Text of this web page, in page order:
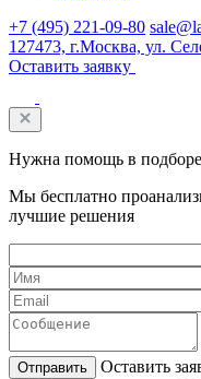
+7 (495) 221-09-80
127473, г.Москва, ул.
Оставить заявку
Нужна помощь в
Мы бесплатно
лучшие решения
Оставить